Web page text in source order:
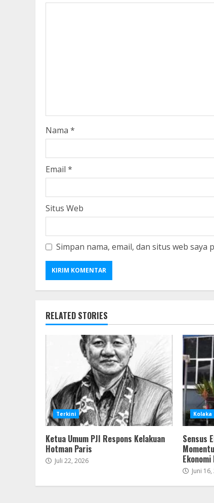
Nama *
Email *
Situs Web
Simpan nama, email, dan situs web
RELATED STORIES
Terkini
Ketua Umum PJI Respons Kelakuan
Hotman Paris
Juli 22, 2026
Sensus
Juni